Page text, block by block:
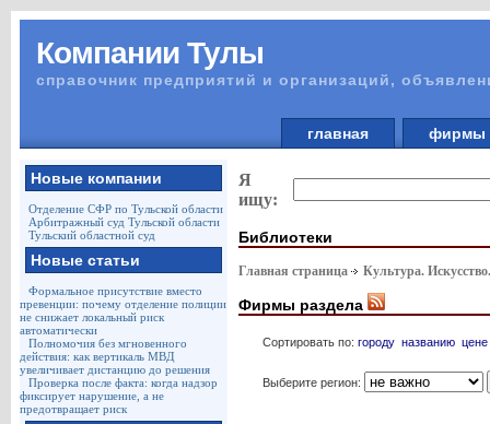
Компании Тулы
справочник предприятий и организаций,
главная
Новые компании
Отделение СФР по Тульской области
Арбитражный суд Тульской области
Тульский областной суд
Новые статьи
Формальное присутствие вместо
превенции: почему отделение полиции
не снижает локальный риск
автоматически
Полномочия без мгновенного
действия: как вертикаль МВД
увеличивает дистанцию до решения
Проверка после факта: когда надзор
фиксирует нарушение, а не
предотвращает риск
Я
ищу:
Библиотеки
Главная страница Культура.
Фирмы раздела
Сортировать по: городу названию цене
Выберите регион: